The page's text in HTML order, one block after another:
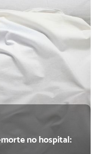
no hospital: